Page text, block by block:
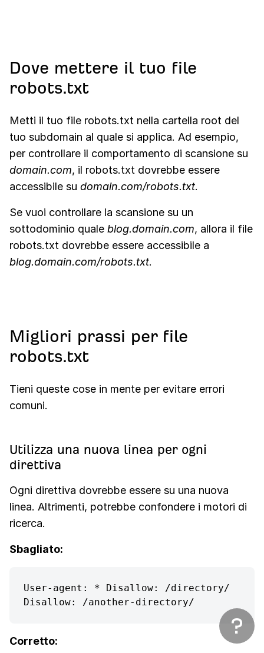
Dove mettere il tuo file
robots.txt
Metti il tuo file robots.txt nella cartella root del
tuo subdomain al quale si applica. Ad esempio,
per controllare il comportamento di scansione su
domain.com, il robots.txt dovrebbe essere
accessibile su domain.com/robots.txt.
Se vuoi controllare la scansione su un
sottodominio quale blog.domain.com, allora il file
robots.txt dovrebbe essere accessibile a
blog.domain.com/robots.txt.
Migliori prassi per file
robots.txt
Tieni queste cose in mente per evitare errori
comuni.
Utilizza una nuova linea per ogni
direttiva
Ogni direttiva dovrebbe essere su una nuova
linea. Altrimenti, potrebbe confondere i motori di
ricerca.
Sbagliato:
User-agent: * Disallow: /directory/
Disallow: /another-directory/
Corretto: